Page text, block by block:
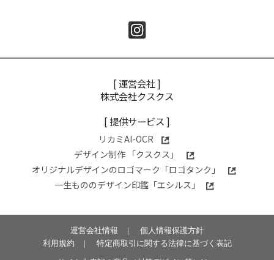
[ 運営会社 ]
株式会社クスクス
[ 提供サービス ]
リカミAI-OCR
デザイン制作 「クスクス」
オリジナルデザインのロゴマーク「ロゴタンク」
一生もののデザイン印鑑「エシルス」
運営会社情報 |
個人情報保護方針
利用規約
| 特定商取引に関する法律に基づく表記